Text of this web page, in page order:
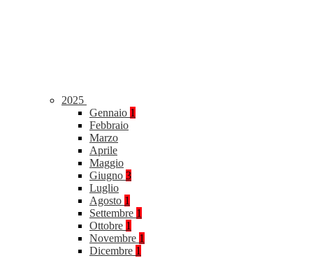
2025
Gennaio 1
Febbraio
Marzo
Aprile
Maggio
Giugno 3
Luglio
Agosto 1
Settembre 1
Ottobre 1
Novembre 1
Dicembre 1